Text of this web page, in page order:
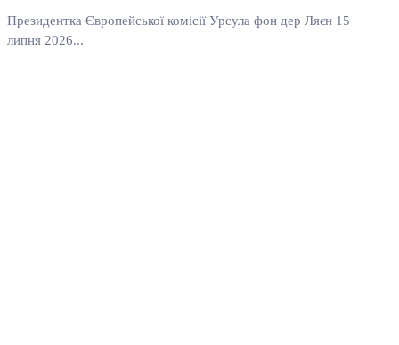
Президентка Європейської комісії Урсула фон дер Ляєн 15
липня 2026...